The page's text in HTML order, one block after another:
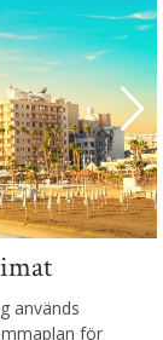
används
för